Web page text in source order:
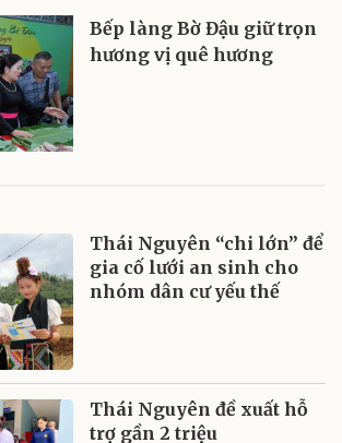
Bếp làng Bờ Đậu giữ trọn
hương vị quê hương
Thái Nguyên “chi lớn” để
gia cố lưới an sinh cho
nhóm dân cư yếu thế
Thái Nguyên đề xuất hỗ
trợ gần 2 triệu